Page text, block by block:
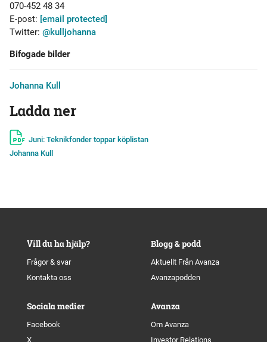
070-452 48 34
E-post: [email protected]
Twitter: @kulljohanna
Bifogade bilder
Johanna Kull
Ladda ner
Juni: Teknikfonder toppar köplistan
Johanna Kull
Vill du ha hjälp?
Frågor & svar
Kontakta oss
Blogg & podd
Aktuellt Från Avanza
Avanzapodden
Sociala medier
Facebook
X
Avanza
Om Avanza
Investor Relations